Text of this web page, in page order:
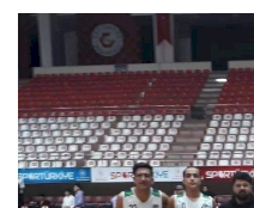
Siyaset
Ekonomi
Yaşam